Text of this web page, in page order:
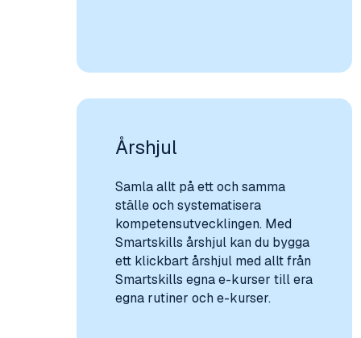
Årshjul
Samla allt på ett och samma
ställe och systematisera
kompetensutvecklingen. Med
Smartskills årshjul kan du bygga
ett klickbart årshjul med allt från
Smartskills egna e-kurser till era
egna rutiner och e-kurser.